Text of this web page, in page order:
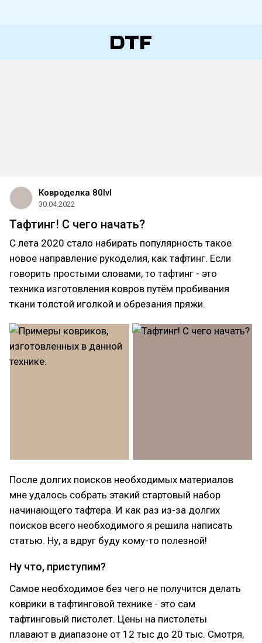
Ковроделка 80lvl
30.04.2022
Тафтинг! С чего начать?
С лета 2020 стало набирать популярность такое
новое направление рукоделия, как тафтинг. Если
говорить простыми словами, то тафтинг - это
техника изготовления ковров путём пробивания
ткани толстой иголкой и обрезания пряжи.
После долгих поисков необходимых материалов
мне удалось собрать этакий стартовый набор
начинающего тафтера. И как раз из-за долгих
поисков всего необходимого я решила написать
статью. Ну, а вдруг буду кому-то полезной!
Ну что, приступим?
Самое необходимое без чего не получится делать
коврики в тафтинговой технике - это сам
тафтинговый пистолет. Цены на пистолеты
плавают в диапазоне от 12 тыс до 20 тыс. Смотря,